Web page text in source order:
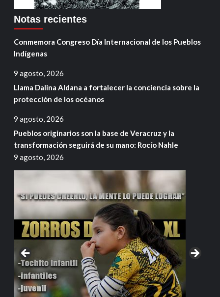
Notas recientes
Conmemora Congreso Día Internacional de los Pueblos
Indígenas
9 agosto, 2026
Llama Dalina Aldana a fortalecer la conciencia sobre la
protección de los océanos
9 agosto, 2026
Pueblos originarios son la base de Veracruz y la
transformación seguirá de su mano: Rocío Nahle
9 agosto, 2026